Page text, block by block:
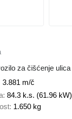
za čišćenje ulica
3.881 m/č
84.3 k.s. (61.96 kW)
1.650 kg